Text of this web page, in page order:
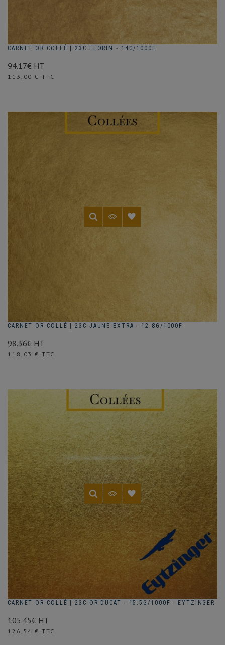
CARNET OR COLLÉ | 23C FLORIN - 14G/1000F
94.17€ HT
Prix
113,00 € TTC
CARNET OR COLLÉ | 23C JAUNE EXTRA - 12.8G/1000F
98.36€ HT
Prix
118,03 € TTC
CARNET OR COLLÉ | 23C OR DUCAT - 15.5G/1000F - EYTZINGER
105.45€ HT
Prix
126,54 € TTC